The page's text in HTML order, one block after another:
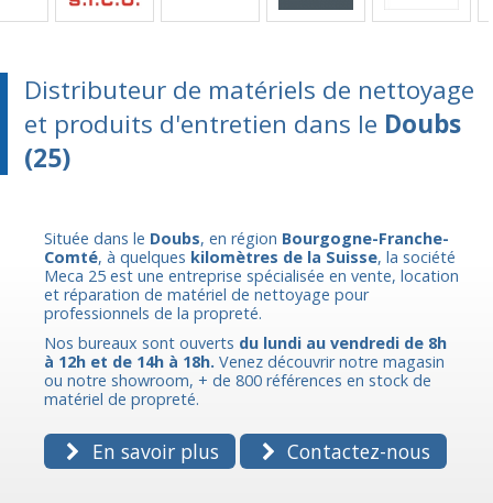
Distributeur de matériels de nettoyage
et produits d'entretien dans le Doubs
(25)
Située dans le Doubs, en région Bourgogne-Franche-
Comté, à quelques kilomètres de la Suisse, la société
Meca 25 est une entreprise spécialisée en vente, location
et réparation de matériel de nettoyage pour
professionnels de la propreté.
Nos bureaux sont ouverts du lundi au vendredi de 8h
à 12h et de 14h à 18h. Venez découvrir notre magasin
ou notre showroom, + de 800 références en stock de
matériel de propreté.
En savoir plus Contactez-nous